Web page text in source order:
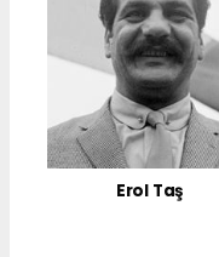
Erol Taş